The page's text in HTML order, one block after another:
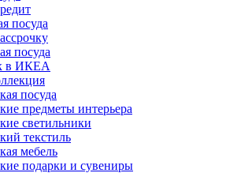
посуда
посуда
в ИКЕА
посуда
предметы интерьера
светильники
текстиль
мебель
подарки и сувениры